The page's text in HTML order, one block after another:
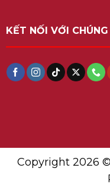
KẾT NỐI VỚI
Copyright 2026 ©